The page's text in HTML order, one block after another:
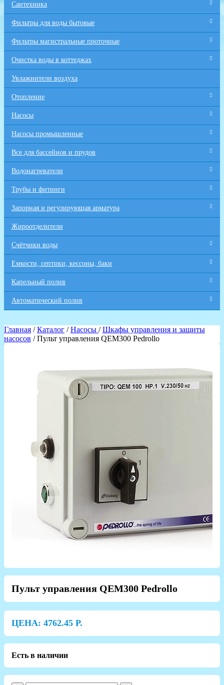
Сантехника
Фильтры для воды бытовые
Фильтры магистральные проточные
Очистка воды в коттеджах
Увлажнители воздуха
Отопление
Насосы
Насосы промышленные
Все для бaссейнов и прудов
Водонагреватели
Трубы и фитинги
Запорная и регулирующая арматура
Жироотделители
Счётчики воды
Емкости, септики, кессоны, баки
Капельный полив
Автоматический полив
Главная /Каталог /Насосы /Шкафы управления и защиты
насосов / Пульт управления QEM300 Pedrollo
Пульт управления QEM300 Pedrollo
ЦЕНА: 4762.45 Р.
Есть в наличии